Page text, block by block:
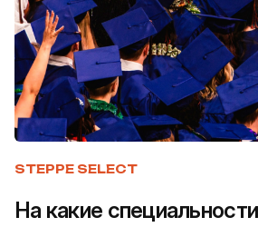
STEPPE SELECT
На какие